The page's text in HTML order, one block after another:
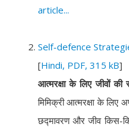
article...
Self-defence
[Hindi, PDF, 315 kB]
आत्मरक्षा के लिए जीवों की
मिमिक्री आत्मरक्षा के लिए
छद्मावरण और जीव किस-